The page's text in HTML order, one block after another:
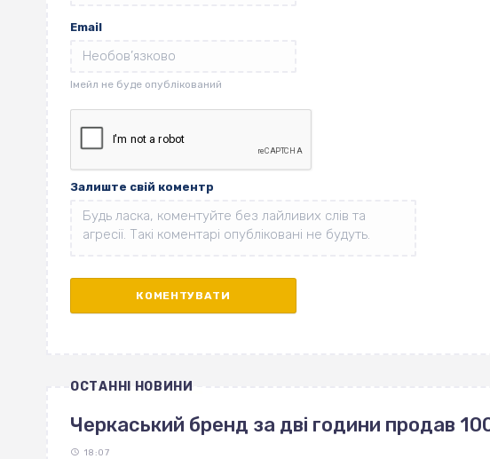
Email
Залиште свій коментр
ОСТАННІ НОВИНИ
Черкаський бренд за дві години продав
18:07